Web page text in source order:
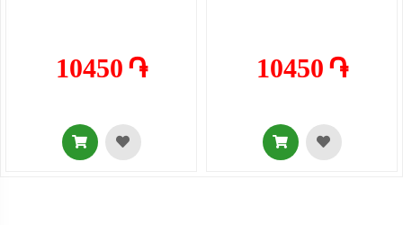
10450 ֏ 10450 ֏